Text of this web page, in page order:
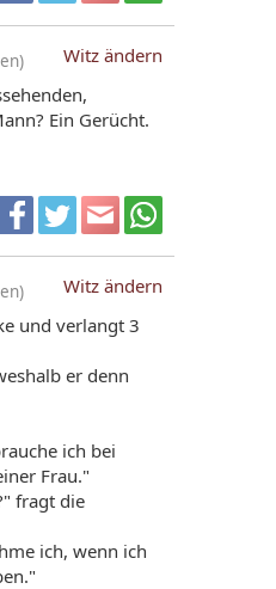
Witz ändern
Ein Gerücht.
Witz ändern
und verlangt 3
er denn
ich bei
Frau."
fragt die
ich, wenn ich